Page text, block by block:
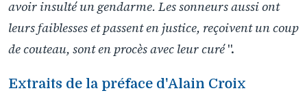
avoir insulté un gendarme. Les sonneurs aussi ont
leurs faiblesses et passent en justice, reçoivent un coup
de couteau, sont en procès avec leur curé".
Extraits de la préface d'Alain Croix